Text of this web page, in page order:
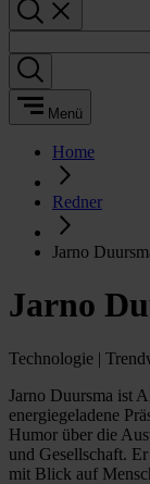
Menü
Home
Redner
Jarno
Jarno
Technologie |
Jarno Duursma ist
energiegeladene
Humor über die
und Gesellschaft.
mit Blick auf